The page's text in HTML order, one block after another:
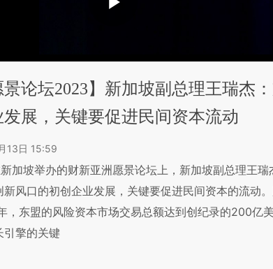
景论坛2023】新加坡副总理王瑞杰
展，关键要促进民间资本流动
13日 15:59
加坡举办的财新亚洲愿景论坛上，新加坡副总理王
新风口的初创企业发展，关键要促进民间资本的流动
，东盟的风险资本市场交易总额达到创纪录的200亿
引擎的关键